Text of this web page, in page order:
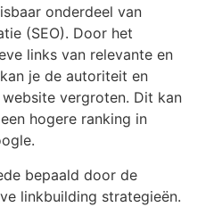
onderdeel van
(SEO). Door het
links van relevante en
je de autoriteit en
vergroten. Dit kan
hogere ranking in
bepaald door de
linkbuilding strategieën.